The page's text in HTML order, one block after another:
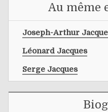
Au même
Joseph-Arthur
Léonard Jacques
Serge Jacques